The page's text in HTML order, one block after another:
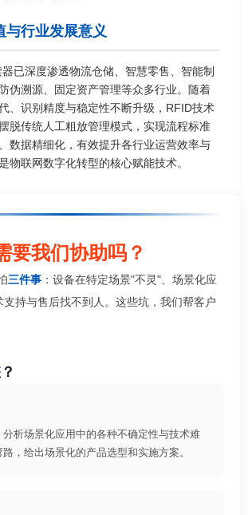
与行业发展意义
已深度渗透物流仓储、智慧零售、智能制
伪溯源、固定资产管理等众多行业。随着
、识别精度与稳定性不断升级，RFID技术
脱传统人工粗放管理模式，实现流程标准
数据精细化，有效提升各行业运营效率与
物联网数字化转型的核心赋能技术。
要我们协助吗？
三件事 ：设备在特定场景"不灵"、场景化应
支持与售后找不到人。这些坑，我们帮客户
析场景化应用中的各种不确定性与技术难
，给出场景化的产品选型和实施方案。